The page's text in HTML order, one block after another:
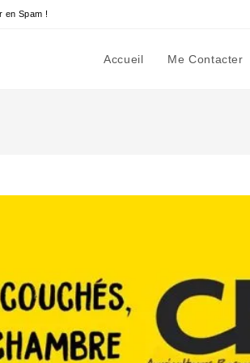
en Spam !
Accueil Me Contacter